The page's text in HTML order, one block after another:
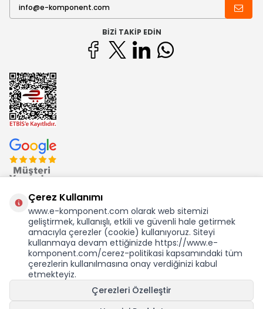
BIZI TAKIP EDIN
Ekom Elk. Elektronik San. ve Tic. A.Ş.'nin Tescilli Bir Markasıdır
Çerez Kullanımı
www.e-komponent.com olarak web sitemizi
geliştirmek, kullanışlı, etkili ve güvenli hale getirmek
amacıyla çerezler (cookie) kullanıyoruz. Siteyi
kullanmaya devam ettiğinizde https://www.e-
komponent.com/cerez-politikasi kapsamındaki tüm
çerezlerin kullanılmasına onay verdiğinizi kabul
etmekteyiz.
Çerezleri Özelleştir